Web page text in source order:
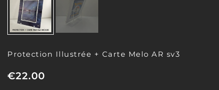
Protection Illustrée + Carte Melo AR sv3
€22.00